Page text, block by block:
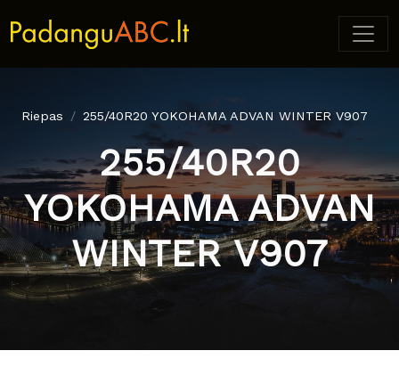
Riepas 255/40R20 YOKOHAMA ADVAN WINTER V907
255/40R20
YOKOHAMA ADVAN
WINTER V907